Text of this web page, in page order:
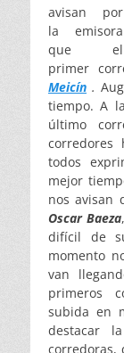
avisan por
la emisora
que el
primer
Meicín .
tiempo. A
último
corredores
todos
mejor
nos avisan
Oscar Baeza
difícil de
momento
van
primeros
subida en
destacar
corredoras,